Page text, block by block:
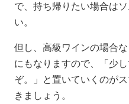
で、持ち帰りたい場合は
い。
但し、高級ワインの場合
にもなりますので、「少
ぞ。」と置いていくのが
きましょう。